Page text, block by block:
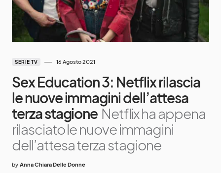
SERIE TV 16 Agosto 2021
Sex Education 3: Netflix rilascia
le nuove immagini dell’attesa
terza stagione Netflix ha appena
rilasciato le nuove immagini
dell’attesa terza stagione
by Anna Chiara Delle Donne